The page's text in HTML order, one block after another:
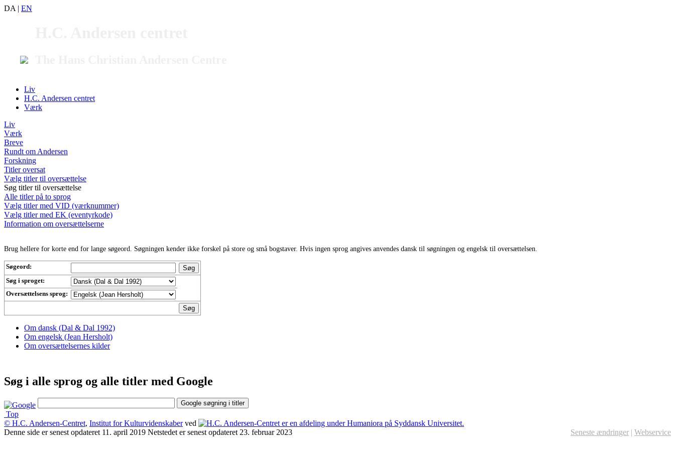
DA | EN
Liv
H.C. Andersen centret
Værk
Liv
Værk
Breve
Rundt om Andersen
Forskning
Titler oversat
Vælg titler til oversættelse
Søg titler til oversættelse
Alle titler på to sprog
Vælg titler med VID (værknummer)
Vælg titler med EK (eventyrkode)
Information om oversættelserne
Brug hellere for korte end for lange søgeord. Søgningen kender ikke forskel på store og små bogstaver. Hvis ingen sprog angives anvendes dansk til søgningen og engelsk til oversættelsen.
Søgeord:
Søg i sproget:
Oversættelsens sprog:
Om dansk (Dal & Dal 1992)
Om engelsk (Jean Hersholt)
Om oversættelsernes kilder
Søg i alle sprog og alle titler med Google
Top
© H.C. Andersen-Centret, Institut for Kulturvidenskaberved
Denne side er senest opdateret 11. april 2019 Netstedet er senest opdateret 23. februar 2023
Seneste ændringer Webservice